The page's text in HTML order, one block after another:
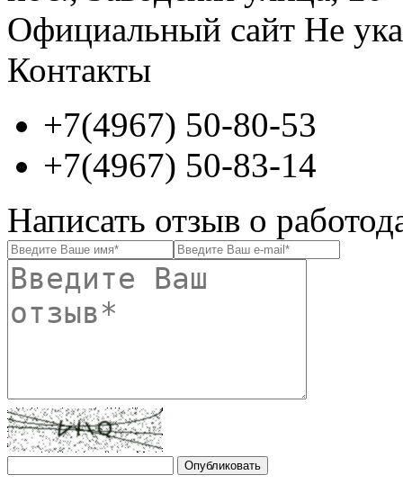
Официальный сайт Не
Контакты
+7(4967) 50-80-53
+7(4967) 50-83-14
Написать отзыв о